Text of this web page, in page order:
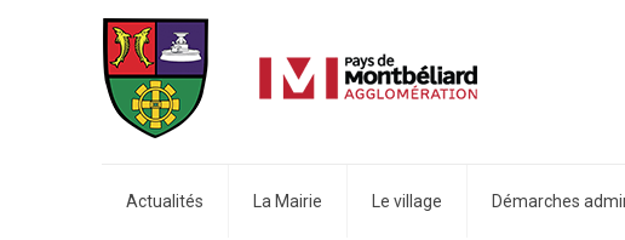
Actualités La Mairie Le village Démarches